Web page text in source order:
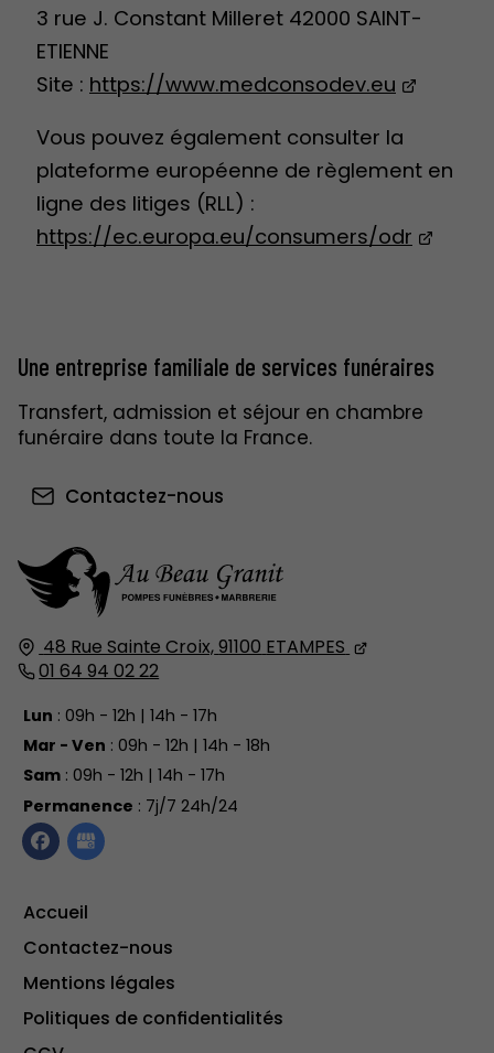
3 rue J. Constant Milleret 42000 SAINT-
ETIENNE
Site : https://www.medconsodev.eu
Vous pouvez également consulter la
plateforme européenne de règlement en
ligne des litiges (RLL) :
https://ec.europa.eu/consumers/odr
48 Rue Sainte Croix,91100 ETAMPES
01 64 94 02 22
Lun : 09h - 12h | 14h - 17h
Mar - Ven : 09h - 12h | 14h - 18h
Sam: 09h - 12h | 14h - 17h
Permanence : 7j/7 24h/24
Accueil
Contactez-nous
Mentions légales
Politiques de confidentialités
Une entreprise familiale de services funéraires
Transfert, admission et séjour en chambre
funéraire dans toute la France.
Contactez-nous